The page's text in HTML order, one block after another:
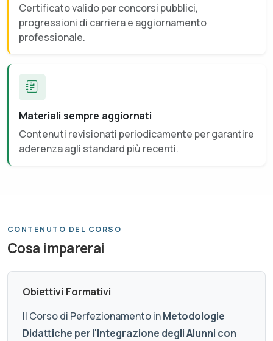
Certificato valido per concorsi pubblici,
progressioni di carriera e aggiornamento
professionale.
Materiali sempre aggiornati
Contenuti revisionati periodicamente per garantire
aderenza agli standard più recenti.
CONTENUTO DEL CORSO
Cosa imparerai
Obiettivi Formativi
Il Corso di Perfezionamento inMetodologie
Didattiche per l'Integrazione degli Alunni con